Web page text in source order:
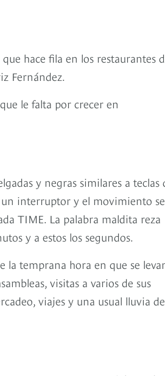
hace fila en los restaurantes
Fernández.
le falta por crecer en
y negras similares a teclas
interruptor y el movimiento se
TIME. La palabra maldita reza
y a estos los segundos.
la temprana hora en que se
visitas a varios de sus
viajes y una usual lluvia de